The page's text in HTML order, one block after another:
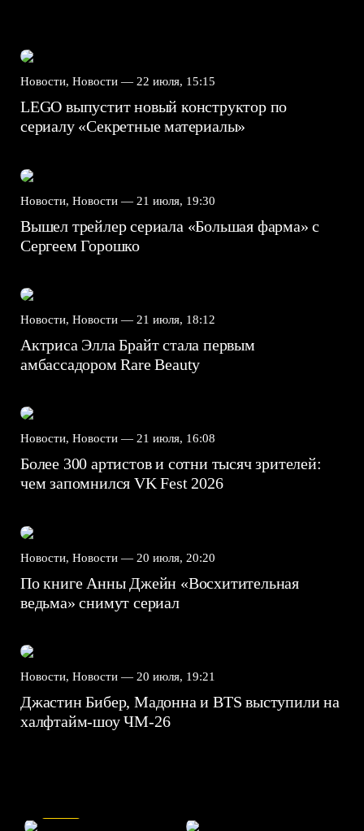
Новости, Новости — 22 июля, 15:15
LEGO выпустит новый конструктор по
сериалу «Секретные материалы»
Новости, Новости — 21 июля, 19:30
Вышел трейлер сериала «Большая фарма» с
Сергеем Горошко
Новости, Новости — 21 июля, 18:12
Актриса Элла Брайт стала первым
амбассадором Rare Beauty
Новости, Новости — 21 июля, 16:08
Более 300 артистов и сотни тысяч зрителей:
чем запомнился VK Fest 2026
Новости, Новости — 20 июля, 20:20
По книге Анны Джейн «Восхитительная
ведьма» снимут сериал
Новости, Новости — 20 июля, 19:21
Джастин Бибер, Мадонна и BTS выступили на
халфтайм-шоу ЧМ-26